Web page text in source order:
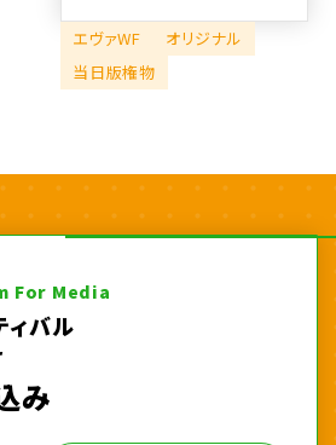
エヴァWF
オリジナル
当日版権物
For Media
ィバル
み